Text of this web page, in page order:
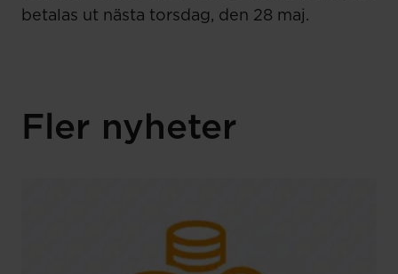
betalas ut nästa torsdag, den 28 maj.
Fler nyheter